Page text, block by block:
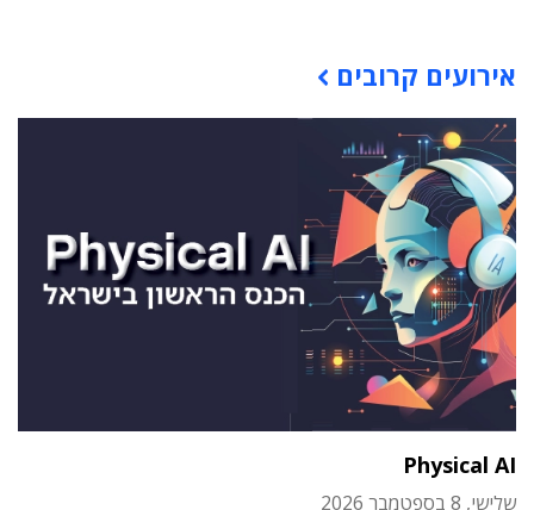
אירועים קרובים
Physical AI
שלישי, 8 בספטמבר 2026